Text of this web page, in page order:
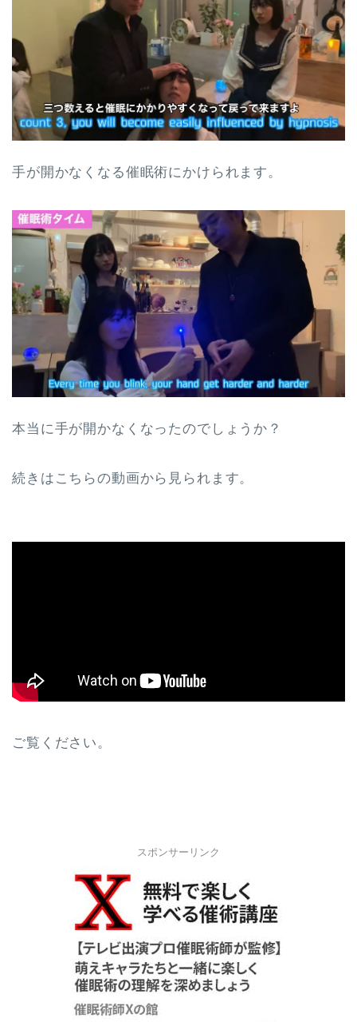
手が開かなくなる催眠術にかけられます。
本当に手が開かなくなったのでしょうか？
続きはこちらの動画から見られます。
ご覧ください。
スポンサーリンク